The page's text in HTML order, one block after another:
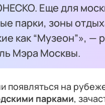
Еще для
парки, зоны
как “Музеон”», —
Мэра Москвы.
на
парками,